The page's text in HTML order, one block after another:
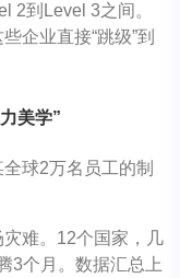
2到Level 3之间。
企业直接“跳级”到
美学”
球2万名员工的制
难。12个国家，几
3个月。数据汇总上